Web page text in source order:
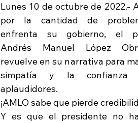
Lunes 10 de octubre de 2022.-
por la cantidad de
enfrenta su gobierno, el
Andrés Manuel López
revuelve en su narrativa para
simpatía y la confianza
aplaudidores.
¡AMLO sabe que pierde
Y es que el presidente no